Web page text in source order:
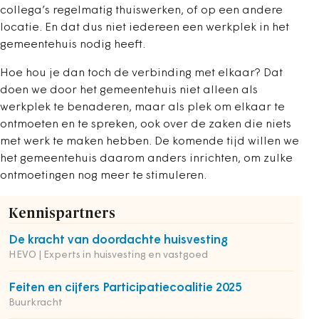
collega’s regelmatig thuiswerken, of op een andere
locatie. En dat dus niet iedereen een werkplek in het
gemeentehuis nodig heeft.
Hoe hou je dan toch de verbinding met elkaar? Dat
doen we door het gemeentehuis niet alleen als
werkplek te benaderen, maar als plek om elkaar te
ontmoeten en te spreken, ook over de zaken die niets
met werk te maken hebben. De komende tijd willen we
het gemeentehuis daarom anders inrichten, om zulke
ontmoetingen nog meer te stimuleren.
Kennispartners
De kracht van doordachte huisvesting
HEVO | Experts in huisvesting en vastgoed
Feiten en cijfers Participatiecoalitie 2025
Buurkracht